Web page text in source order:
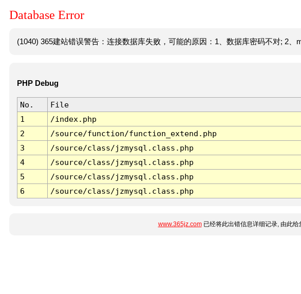
Database Error
(1040) 365建站错误警告：连接数据库失败，可能的原因：1、数据库密码不对; 2、
PHP Debug
No. File
1
/index.php
2
/source/function/function_extend.php
3
/source/class/jzmysql.class.php
4
/source/class/jzmysql.class.php
5
/source/class/jzmysql.class.php
6
/source/class/jzmysql.class.php
www.365jz.com已经将此出错信息详细记录, 由此